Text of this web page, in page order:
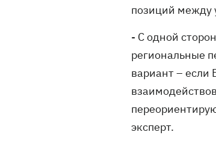
позиций между
- С одной
региональные
вариант – если
эксперт.